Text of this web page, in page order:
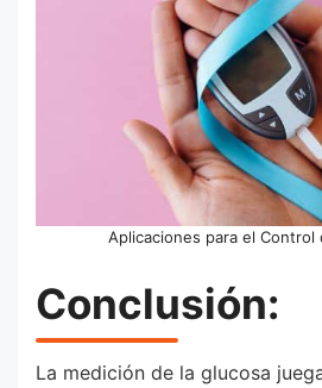
Aplicaciones para el Control
Conclusión:
La medición de la glucosa